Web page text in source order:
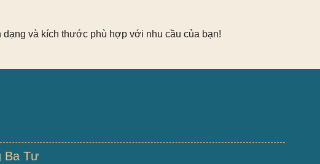
dạng và kích thước phù hợp với nhu cầu của bạn!
Ba Tư